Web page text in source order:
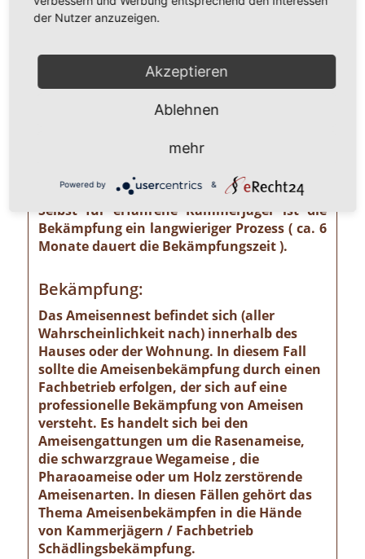
unterschätzendes gesundheitliches und
Pharaoameise gehört zu den gefährlichsten
Ameisenarten überhaupt. Ursprünglich in
Indien beheimatet, ist sie mittlerweile
weltweit verbreitet. Die Gattung ist
verhältnismäßig klein und sieht
bernsteingelb aus. Sollten Sie solch eine
Ameise sehen, ist eine professionelle
Schädlingsbekämpfung absolut notwendig!
Selbst für erfahrene Kammerjäger ist die
Bekämpfung ein langwieriger Prozess ( ca. 6
Monate dauert die Bekämpfungszeit ).
Bekämpfung:
Das Ameisennest befindet sich (aller
Wahrscheinlichkeit nach) innerhalb des
Hauses oder der Wohnung. In diesem Fall
sollte die Ameisenbekämpfung durch einen
Fachbetrieb erfolgen, der sich auf eine
professionelle Bekämpfung von Ameisen
versteht. Es handelt sich bei den
Ameisengattungen um die Rasenameise,
die schwarzgraue Wegameise , die
Pharaoameise oder um Holz zerstörende
Ameisenarten. In diesen Fällen gehört das
Thema Ameisenbekämpfen in die Hände
von Kammerjägern / Fachbetrieb
Schädlingsbekämpfung.
der Nutzer anzuzeigen.
Akzeptieren
Ablehnen
mehr
Powered by &